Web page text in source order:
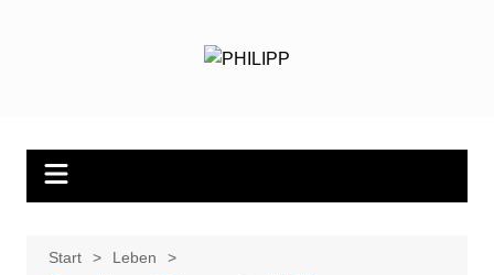
Start
Leben